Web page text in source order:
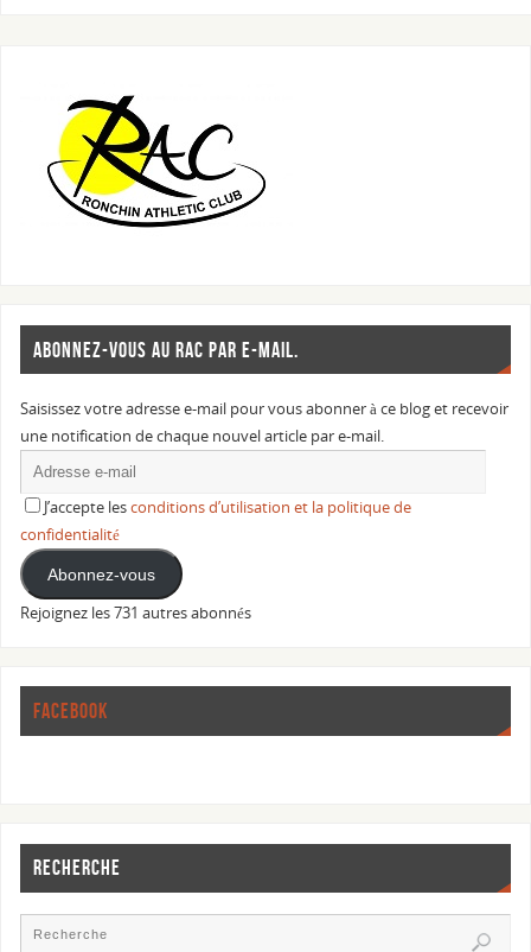
ABONNEZ-VOUS AU RAC PAR E-MAIL.
Saisissez votre adresse e-mail pour vous abonner à ce blog et recevoir
une notification de chaque nouvel article par e-mail.
J’accepte lesconditions d’utilisation et la politique de
confidentialité
Abonnez-vous
Rejoignez les 731 autres abonnés
FACEBOOK
RECHERCHE